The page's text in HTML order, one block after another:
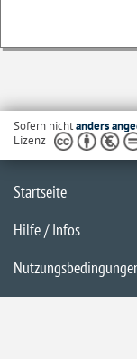
Sofern nichtanders
Lizenz
Startseite
Hilfe / Infos